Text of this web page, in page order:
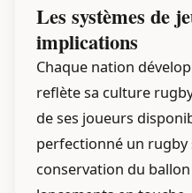
Les systèmes de
implications
Chaque nation
reflète sa culture
de ses joueurs
perfectionné un
conservation du